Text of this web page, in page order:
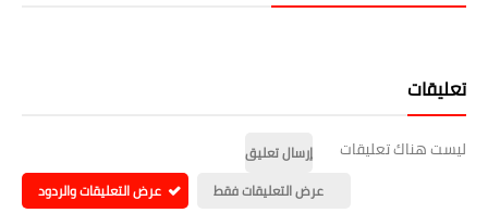
تعليقات
ليست هناك تعليقات
إرسال تعليق
عرض التعليقات فقط
عرض التعليقات والردود